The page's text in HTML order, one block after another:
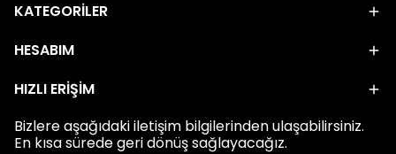
KATEGORİLER
HESABIM
HIZLI ERİŞİM
Bizlere aşağıdaki iletişim bilgilerinden ulaşabilirsiniz.
En kısa sürede geri dönüş sağlayacağız.